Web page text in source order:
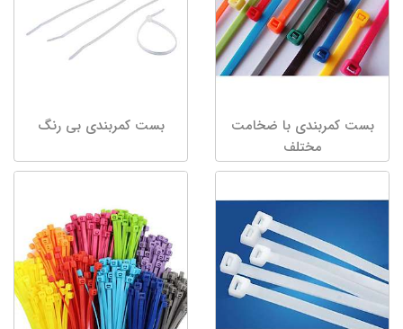
بست کمربندی با ضخامت
مختلف
بست کمربندی بی رنگ